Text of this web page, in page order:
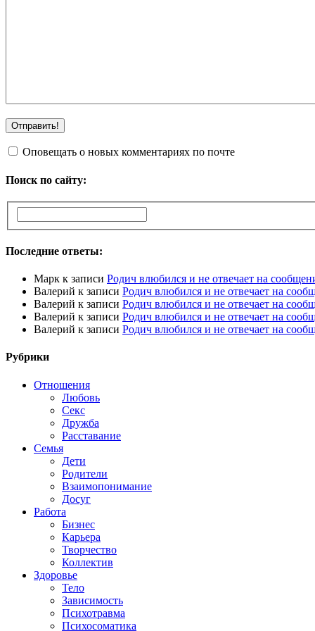
Оповещать о новых комментариях по почте
Поиск по сайту:
Последние ответы:
Марк к записи Родич влюбился и не отвечает на
Валерий к записи Родич влюбился и не отвечает на
Валерий к записи Родич влюбился и не отвечает на
Валерий к записи Родич влюбился и не отвечает на
Валерий к записи Родич влюбился и не отвечает на
Рубрики
Отношения
Любовь
Секс
Дружба
Расставание
Семья
Дети
Родители
Взаимопонимание
Досуг
Работа
Бизнес
Карьера
Творчество
Коллектив
Здоровье
Тело
Зависимость
Психотравма
Психосоматика